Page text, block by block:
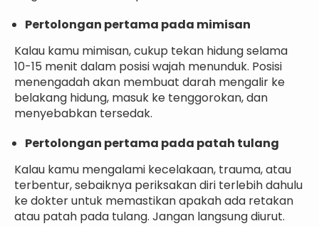
Pertolongan pertama pada mimisan
Kalau kamu mimisan, cukup tekan hidung selama
10-15 menit dalam posisi wajah menunduk. Posisi
menengadah akan membuat darah mengalir ke
belakang hidung, masuk ke tenggorokan, dan
menyebabkan tersedak.
Pertolongan pertama pada patah tulang
Kalau kamu mengalami kecelakaan, trauma, atau
terbentur, sebaiknya periksakan diri terlebih dahulu
ke dokter untuk memastikan apakah ada retakan
atau patah pada tulang. Jangan langsung diurut.